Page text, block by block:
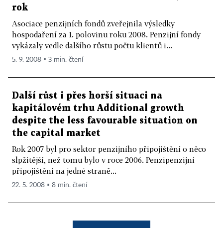
rok
Asociace penzijních fondů zveřejnila výsledky
hospodaření za 1. polovinu roku 2008. Penzijní fondy
vykázaly vedle dalšího růstu počtu klientů i...
5. 9. 2008 ▪ 3 min. čtení
Další růst i přes horší situaci na
kapitálovém trhu Additional growth
despite the less favourable situation on
the capital market
Rok 2007 byl pro sektor penzijního připojištění o něco
slpžitější, než tomu bylo v roce 2006. Penzipenzijní
připojištění na jedné straně...
22. 5. 2008 ▪ 8 min. čtení